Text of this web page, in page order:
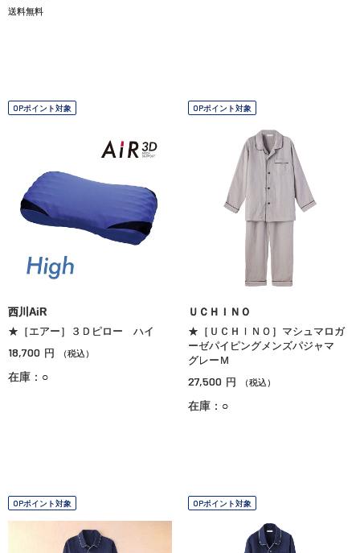
送料無料
OPポイント対象
西川AiR
★［エアー］３Ｄピロー ハイ
18,700 円 （税込）
在庫：○
OPポイント対象
ＵＣＨＩＮＯ
★［ＵＣＨＩＮＯ］マシュマロガ
ーゼパイピングメンズパジャマ
グレーＭ
27,500 円 （税込）
在庫：○
OPポイント対象 OPポイント対象